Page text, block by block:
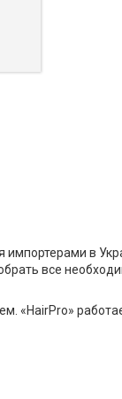
в
все
«HairPro»